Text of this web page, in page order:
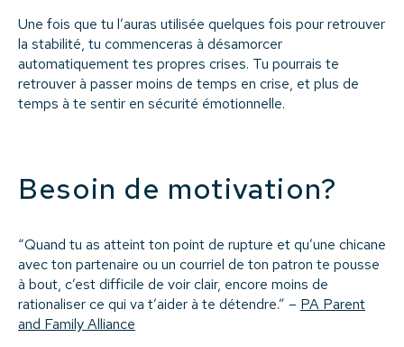
Une fois que tu l’auras utilisée quelques fois pour retrouver
la stabilité, tu commenceras à désamorcer
automatiquement tes propres crises. Tu pourrais te
retrouver à passer moins de temps en crise, et plus de
temps à te sentir en sécurité émotionnelle.
Besoin de motivation?
“Quand tu as atteint ton point de rupture et qu’une chicane
avec ton partenaire ou un courriel de ton patron te pousse
à bout, c’est difficile de voir clair, encore moins de
rationaliser ce qui va t’aider à te détendre.” – PA Parent
and Family Alliance